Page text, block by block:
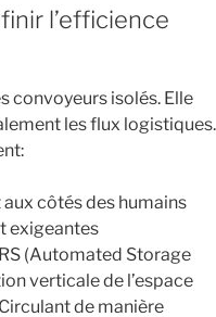
l’efficience
convoyeurs isolés. Elle
les flux logistiques.
aux côtés des humains
exigeantes
(Automated Storage
verticale de l’espace
de manière